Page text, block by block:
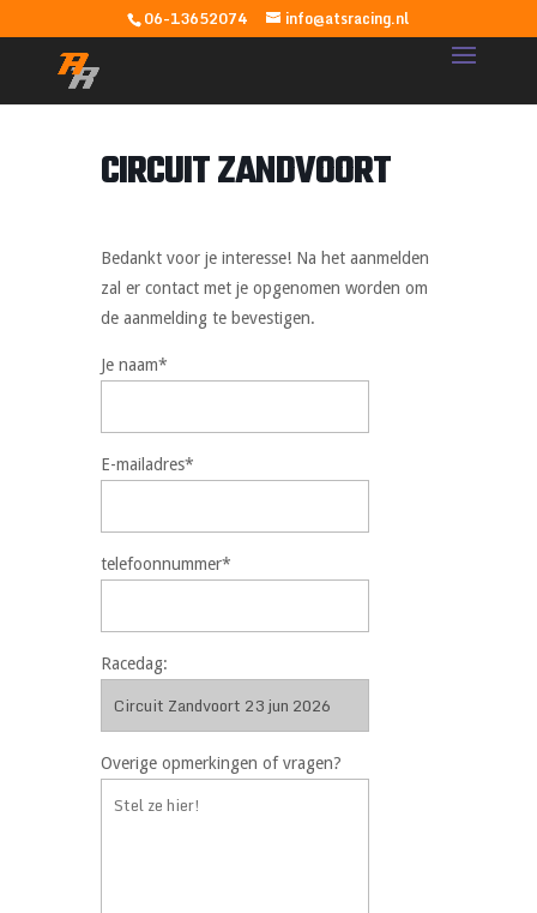
06-13652074 info@atsracing.nl
CIRCUIT ZANDVOORT
Bedankt voor je interesse! Na het aanmelden
zal er contact met je opgenomen worden om
de aanmelding te bevestigen.
Je naam*
E-mailadres*
telefoonnummer*
Racedag:
Overige opmerkingen of vragen?